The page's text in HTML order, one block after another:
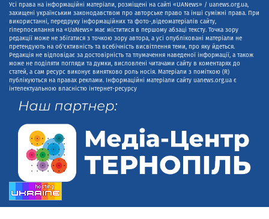
Усі права на інформаційні матеріали, розміщені на сайті «UANews» / uanews.org.ua,
захищені українським законодавством про авторське право та інші суміжні права. При
використанні, передруку інформаційних та фото-,відеоматеріалів сайту,
гіперпосилання на «UaNews» має міститися в першому абзаці тексту. Точка зору
редакції може не збігатися з точкою зору автора, а усі опубліковані матеріали не
претендують на об'єктивність та всебічність висвітлення теми, про яку йдеться.
Редакція не відповідає за достовірність та тлумачення наведеної інформації, а також
може не поділяти погляди та думки, висловлені читачами сайту в коментарях до
статей, а сам ресурс виконує винятково роль носія. Матеріали з поміткою (R)
публікуються на правах реклами. Інформаційні матеріали сайту uanews.org.ua є
інтелектуальною власністю інтернет-ресурсу